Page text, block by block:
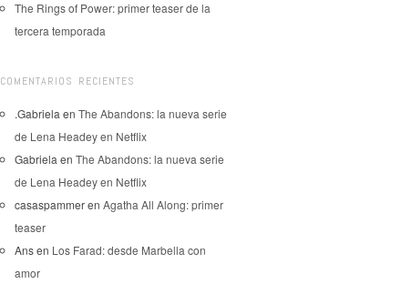
The Rings of Power: primer teaser de la
tercera temporada
COMENTARIOS RECIENTES
.Gabriela en The Abandons: la nueva serie
de Lena Headey en Netflix
Gabriela en The Abandons: la nueva serie
de Lena Headey en Netflix
casaspammeren Agatha All Along: primer
teaser
Ansen Los Farad: desde Marbella con
amor